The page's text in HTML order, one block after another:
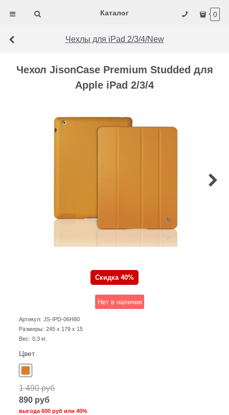
Каталог 0
Чехлы для iPad 2/3/4/New
Чехол JisonCase Premium Studded для
Apple iPad 2/3/4
Скидка 40%
Нет в наличии
Артикул: JS-IPD-06H80
Размеры: 245 x 179 x 15
Вес: 0,3 кг.
Цвет
1 490 руб
890 руб
выгода600 руб или40%